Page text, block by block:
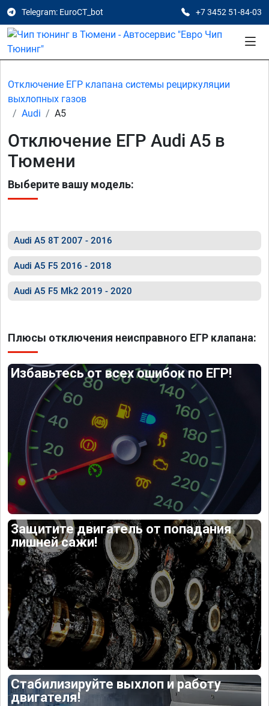
Telegram: EuroCT_bot +7 3452 51-84-03
Отключение ЕГР клапана системы рециркуляции
выхлопных газов
Audi
A5
Отключение ЕГР Audi A5 в
Тюмени
Выберите вашу модель:
Audi A5 8T 2007 - 2016
Audi A5 F5 2016 - 2018
Audi A5 F5 Mk2 2019 - 2020
Плюсы отключения неисправного ЕГР клапана:
Избавьтесь от всех ошибок по ЕГР!
Защитите двигатель от попадания
лишней сажи!
Стабилизируйте выхлоп и работу
двигателя!